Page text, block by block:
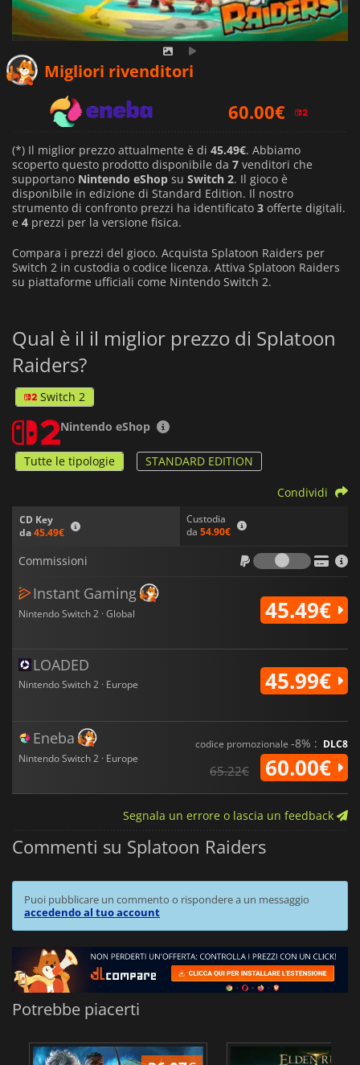
Migliori rivenditori
60.00€
45.99€
(*) Il miglior prezzo attualmente è di 45.49€. Abbiamo
scoperto questo prodotto disponibile da 7 venditori che
supportano Nintendo eShop su Switch 2. Il gioco è
disponibile in edizione di Standard Edition. Il nostro
strumento di confronto prezzi ha identificato 3 offerte digitali.
e 4 prezzi per la versione fisica.
Compara i prezzi del gioco. Acquista Splatoon Raiders per
Switch 2 in custodia o codice licenza. Attiva Splatoon Raiders
su piattaforme ufficiali come Nintendo Switch 2.
Qual è il il miglior prezzo di Splatoon
Raiders?
Switch 2
Nintendo eShop
Tutte le tipologie STANDARD EDITION
CD Key
da45.49€
Custodia
da 54.90€
Condividi
Commissioni
Instant Gaming
Nintendo Switch 2 · Global 45.49€
LOADED
Nintendo Switch 2 · Europe 45.99€
Eneba
Nintendo Switch 2 · Europe
codice promozionale -8% : DLC8
65.22€ 60.00€
Segnala un errore o lascia un feedback
Commenti su Splatoon Raiders
Puoi pubblicare un commento o rispondere a un messaggio
accedendo al tuo account
Potrebbe piacerti